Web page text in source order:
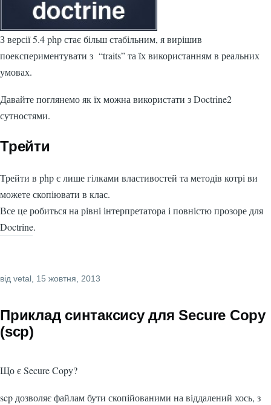
З версії 5.4 php стає більш стабільним, я вирішив
поекспериментувати з “traits” та їх використанням в реальних
умовах.
Давайте поглянемо як їх можна використати з Doctrine2
сутностями.
Трейти
Трейти в php є лише гілками властивостей та методів котрі ви
можете скопіювати в клас.
Все це робиться на рівні інтерпретатора і повністю прозоре для
Doctrine.
від vetal , 15 жовтня, 2013
Приклад синтаксису для Secure Copy
(scp)
Що є Secure Copy?
scp дозволяє файлам бути скопійованими на віддалений хось, з